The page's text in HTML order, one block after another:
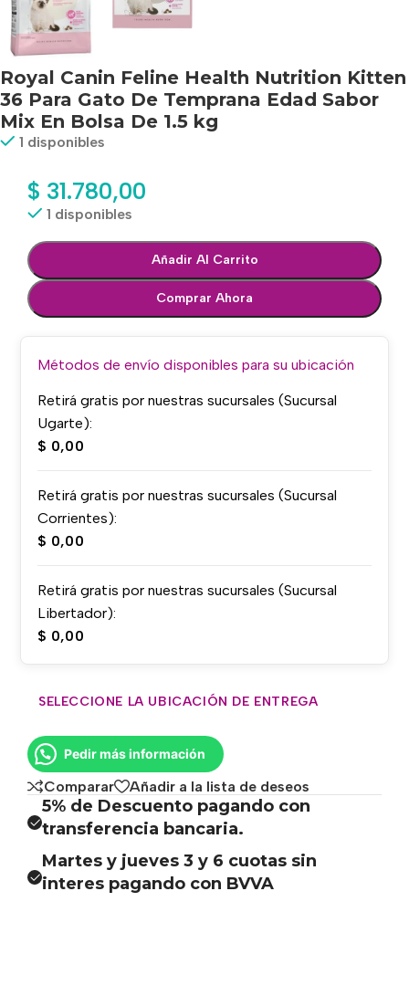
Royal Canin Feline Health Nutrition Kitten
36 Para Gato De Temprana Edad Sabor
Mix En Bolsa De 1.5 kg
1 disponibles
$ 31.780,00
1 disponibles
Añadir Al Carrito
Comprar Ahora
Métodos de envío disponibles para su ubicación
Retirá gratis por nuestras sucursales (Sucursal
Ugarte):
$ 0,00
Retirá gratis por nuestras sucursales (Sucursal
Corrientes):
$ 0,00
Retirá gratis por nuestras sucursales (Sucursal
Libertador):
$ 0,00
SELECCIONE LA UBICACIÓN DE ENTREGA
Pedir más información
Comparar Añadir a la lista de deseos
5% de Descuento pagando con
transferencia bancaria.
Martes y jueves 3 y 6 cuotas sin
interes pagando con BVVA